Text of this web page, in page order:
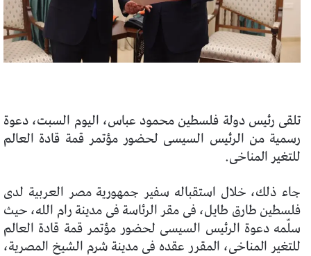
تلقى رئيس دولة فلسطين محمود عباس، اليوم السبت، دعوة
رسمية من الرئيس السيسى لحضور مؤتمر قمة قادة العالم
للتغير المناخى.
جاء ذلك، خلال استقباله سفير جمهورية مصر العربية لدى
فلسطين طارق طايل، فى مقر الرئاسة فى مدينة رام الله، حيث
سلّمه دعوة الرئيس السيسى لحضور مؤتمر قمة قادة العالم
للتغير المناخى، المقرر عقده فى مدينة شرم الشيخ المصرية،